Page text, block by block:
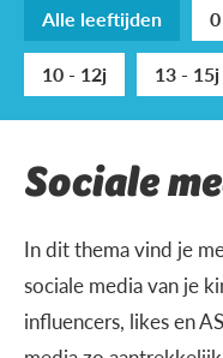
Alle leeftijden
10 - 12j
13 - 15j
Sociale
In dit thema vind je
sociale media van je
influencers, likes en